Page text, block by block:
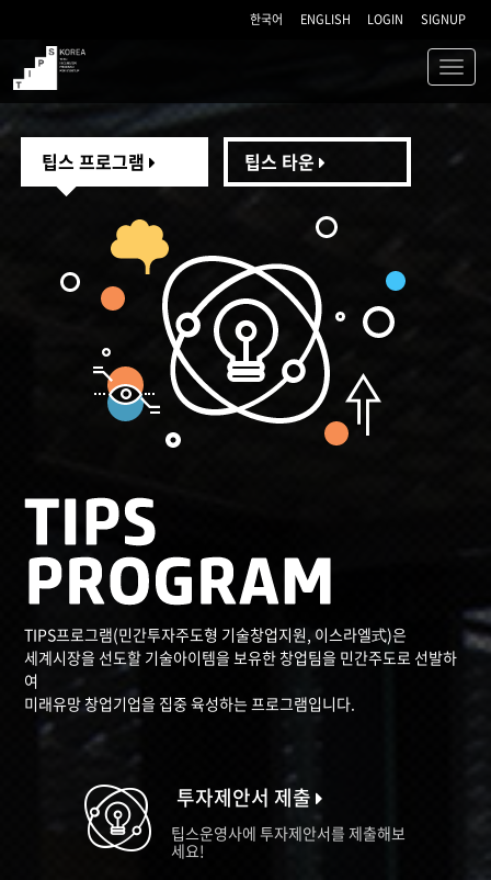
한국어 ENGLISH LOGIN SIGNUP
TIPS
팁스 프로그램 팁스 타운
TIPS프로그램(민간투자주도형 기술창업지원, 이스라엘式)은
세계시장을 선도할 기술아이템을 보유한 창업팀을 민간주도로 선발하
여
미래유망 창업기업을 집중 육성하는 프로그램입니다.
투자제안서 제출
팁스운영사에 투자제안서를 제출해보
세요!